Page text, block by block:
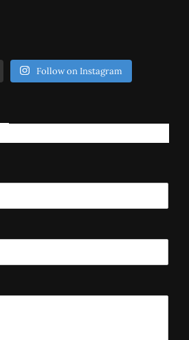
Follow on Instagram